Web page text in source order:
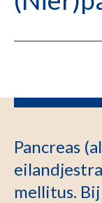
Pancreas
mellitus.